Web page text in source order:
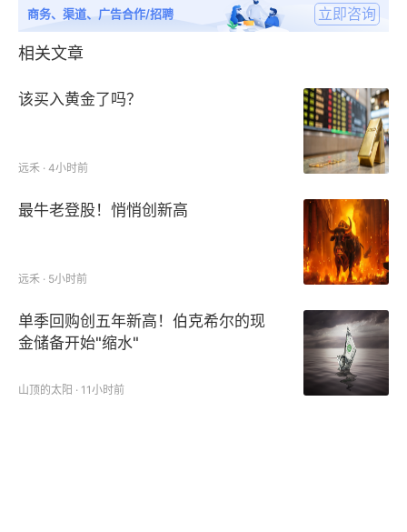
商务、渠道、广告合作/招聘 立即咨询
相关文章
该买入黄金了吗？
远禾 · 4小时前
最牛老登股！悄悄创新高
远禾 · 5小时前
单季回购创五年新高！伯克希尔的现
金储备开始"缩水"
山顶的太阳 · 11小时前